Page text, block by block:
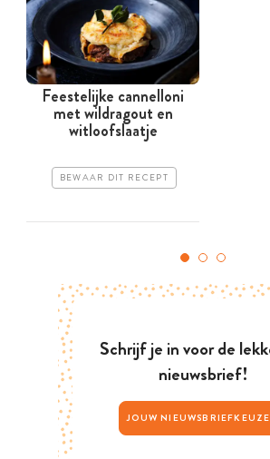
Feestelijke cannelloni
met wildragout en
witloofslaatje
BEWAAR DIT RECEPT
Schrijf je in voor de
nieuwsbrief!